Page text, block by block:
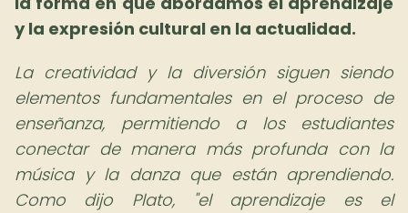
y la expresión cultural en la actualidad.
La creatividad y la diversión siguen siendo
elementos fundamentales en el proceso de
enseñanza, permitiendo a los estudiantes
conectar de manera más profunda con la
música y la danza que están aprendiendo.
Como dijo Plato, "el aprendizaje es el